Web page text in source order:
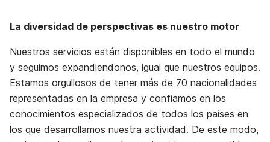
La diversidad de perspectivas es nuestro motor
Nuestros servicios están disponibles en todo el mundo
y seguimos expandiendonos, igual que nuestros equipos.
Estamos orgullosos de tener más de 70 nacionalidades
representadas en la empresa y confiamos en los
conocimientos especializados de todos los países en
los que desarrollamos nuestra actividad. De este modo,